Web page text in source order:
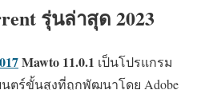
รุ่นล่าสุด 2023
Mawto 11.0.1 เป็นโปรแกรม
ตร์ขั้นสูงที่ถูกพัฒนาโดย Adobe